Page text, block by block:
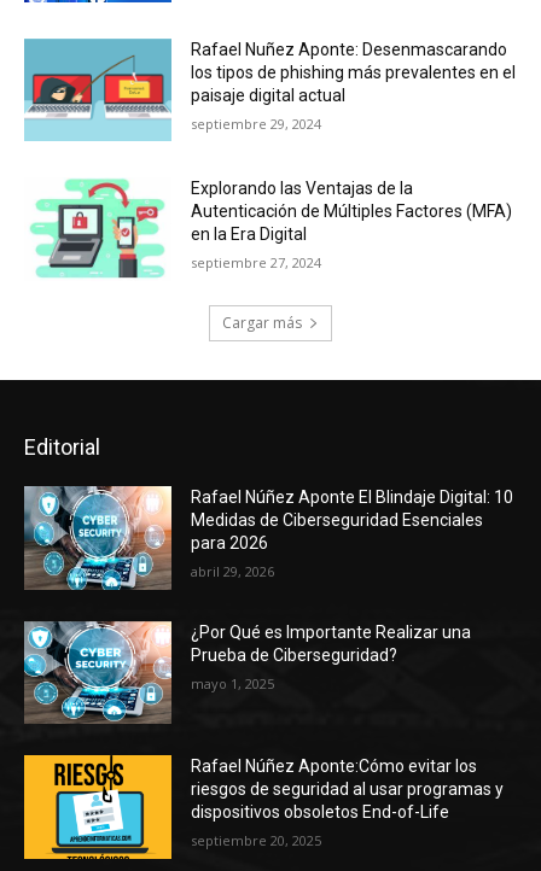
Rafael Nuñez Aponte: Desenmascarando
los tipos de phishing más prevalentes en el
paisaje digital actual
septiembre 29, 2024
Explorando las Ventajas de la
Autenticación de Múltiples Factores (MFA)
en la Era Digital
septiembre 27, 2024
Cargar más
Editorial
Rafael Núñez Aponte El Blindaje Digital: 10
Medidas de Ciberseguridad Esenciales
para 2026
abril 29, 2026
¿Por Qué es Importante Realizar una
Prueba de Ciberseguridad?
mayo 1, 2025
Rafael Núñez Aponte:Cómo evitar los
riesgos de seguridad al usar programas y
dispositivos obsoletos End-of-Life
septiembre 20, 2025